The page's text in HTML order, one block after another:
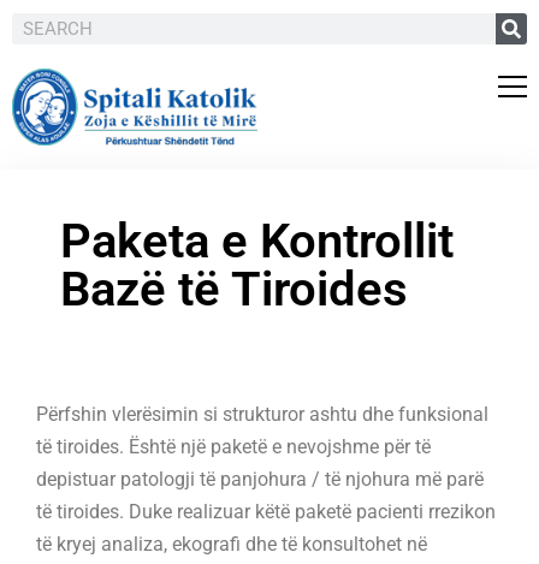
Paketa e Kontrollit
Bazë të Tiroides
Përfshin vlerësimin si strukturor ashtu dhe funksional
të tiroides. Është një paketë e nevojshme për të
depistuar patologji të panjohura / të njohura më parë
të tiroides. Duke realizuar këtë paketë pacienti rrezikon
të kryej analiza, ekografi dhe të konsultohet në